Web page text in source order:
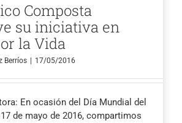
Composta
su iniciativa en
la Vida
Berríos 17/05/2016
En ocasión del Día Mundial del
de mayo de 2016, compartimos